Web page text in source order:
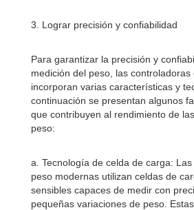
3. Lograr precisión y confiabilidad
Para garantizar la precisión y
medición del peso, las controladoras
incorporan varias características y
continuación se presentan algunos
que contribuyen al rendimiento de
peso:
a. Tecnología de celda de carga:
peso modernas utilizan celdas de
sensibles capaces de medir con
pequeñas variaciones de peso.